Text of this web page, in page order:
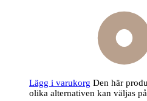
Lägg i varukorg Den här
olika alternativen kan väljas